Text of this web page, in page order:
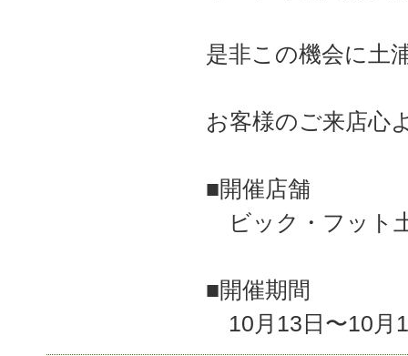
是非この機会に土
お客様のご来店心
■開催店舗
ビック・フット
■開催期間
10月13日〜10月